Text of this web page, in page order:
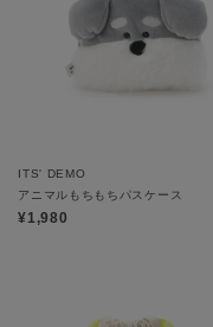
ITS' DEMO
アニマルもちもちパスケース
¥1,980